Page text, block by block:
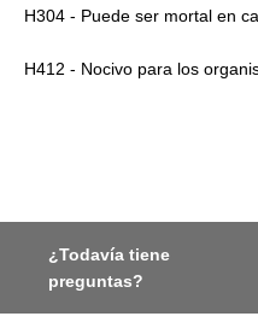
H304 - Puede ser mortal en
H412 - Nocivo para los
¿Todavía tiene
preguntas?